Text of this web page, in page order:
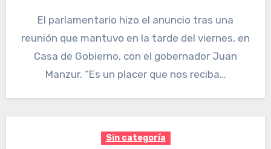
El parlamentario hizo el anuncio tras una
reunión que mantuvo en la tarde del viernes, en
Casa de Gobierno, con el gobernador Juan
Manzur. “Es un placer que nos reciba…
Sin categoría